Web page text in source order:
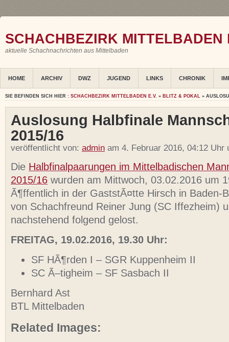
SCHACHBEZIRK MITTELBADEN
aktuelle Schachnachrichten aus Mittelbaden
HOME ARCHIV DWZ JUGEND LINKS CHRONIK
SIE BEFINDEN SICH HIER : SCHACHBEZIRK MITTELBADEN E.V. » BLITZ & POKAL »
Auslosung Halbfinale
2015/16
veröffentlicht von: admin am 4. Februar 2016, 04:12 Uhr
Die Halbfinalpaarungen im Mittelbadischen
2015/16 wurden am Mittwoch, 03.02.2016 um
Ã¶ffentlich in der GaststÃ¤tte Hirsch in Baden-
von Schachfreund Reiner Jung (SC Iffezheim)
nachstehend folgend gelost.
FREITAG, 19.02.2016, 19.30 Uhr:
SF HÃ¶rden I – SGR Kuppenheim II
SC Ã–tigheim – SF Sasbach II
Bernhard Ast
BTL Mittelbaden
Related Images: